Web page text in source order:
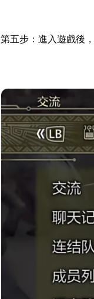
第五步：進入遊戲後